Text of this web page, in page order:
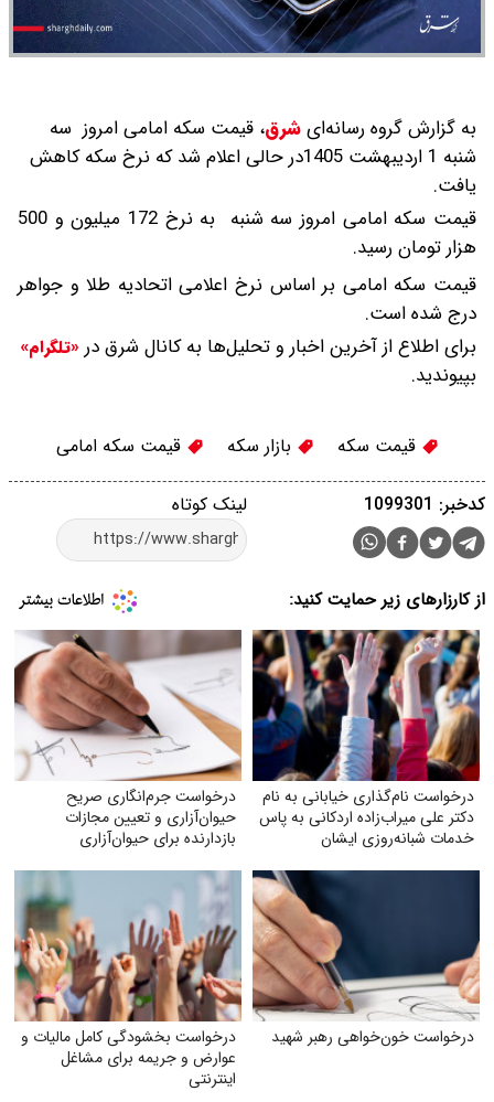
به گزارش گروه رسانه‌ایشرق، قیمت سکه امامی امروز سه
شنبه 1 اردیبهشت 1405در حالی اعلام شد که نرخ سکه کاهش
یافت.
قیمت سکه امامی امروز سه شنبه به نرخ 172 میلیون و 500
هزار تومان رسید.
قیمت سکه امامی بر اساس نرخ اعلامی اتحادیه طلا و جواهر
درج شده است.
برای اطلاع از آخرین اخبار و تحلیل‌ها به کانال شرق در «تلگرام»
بپیوندید.
قیمت سکه بازار سکه قیمت سکه امامی
لینک کوتاه کدخبر: 1099301
از کارزارهای زیر حمایت کنید:
درخواست نام‌گذاری خیابانی به نام
دکتر علی میراب‌زاده اردکانی به پاس
خدمات شبانه‌روزی ایشان
درخواست جرم‌انگاری صریح
حیوان‌آزاری و تعیین مجازات
بازدارنده برای حیوان‌آزاری
درخواست خون‌خواهی رهبر شهید
درخواست بخشودگی کامل مالیات و
عوارض و جریمه برای مشاغل
اینترنتی